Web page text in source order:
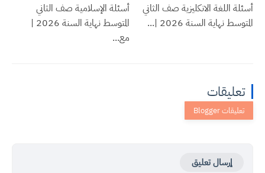
أسئلة اللغة الانكليزية صف الثاني
المتوسط نهاية السنة 2026 |...
أسئلة الإسلامية صف الثاني
المتوسط نهاية السنة 2026 |
مع...
تعليقات
إرسال تعليق